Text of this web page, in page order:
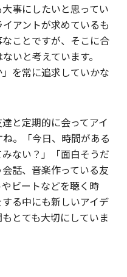
事にしたいと思ってい
アントが求めているも
ことですが、そこに合
いと考えています。
を常に追求していかな
と定期的に会ってアイ
。「今日、時間がある
ない？」「面白そうだ
話、音楽作っている友
ビートなどを聴く時
る中にも新しいアイデ
とても大切にしていま